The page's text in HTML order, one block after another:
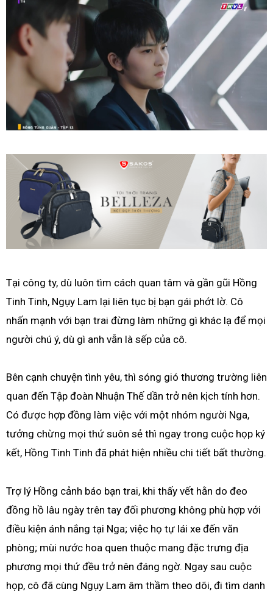
Tại công ty, dù luôn tìm cách quan tâm và gần gũi Hồng
Tinh Tinh, Ngụy Lam lại liên tục bị bạn gái phớt lờ. Cô
nhấn mạnh với bạn trai đừng làm những gì khác lạ để mọi
người chú ý, dù gì anh vẫn là sếp của cô.
Bên cạnh chuyện tình yêu, thì sóng gió thương trường liên
quan đến Tập đoàn Nhuận Thế dần trở nên kịch tính hơn.
Có được hợp đồng làm việc với một nhóm người Nga,
tưởng chừng mọi thứ suôn sẻ thì ngay trong cuộc họp ký
kết, Hồng Tinh Tinh đã phát hiện nhiều chi tiết bất thường.
Trợ lý Hồng cảnh báo bạn trai, khi thấy vết hằn do đeo
đồng hồ lâu ngày trên tay đối phương không phù hợp với
điều kiện ánh nắng tại Nga; việc họ tự lái xe đến văn
phòng; mùi nước hoa quen thuộc mang đặc trưng địa
phương mọi thứ đều trở nên đáng ngờ. Ngay sau cuộc
họp, cô đã cùng Ngụy Lam âm thầm theo dõi, đi tìm danh